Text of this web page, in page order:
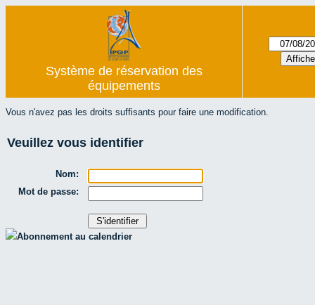
Système de réservation des
équipements
Vous n'avez pas les droits suffisants pour faire une modification.
Veuillez vous identifier
Nom:
Mot de passe:
Abonnement au calendrier